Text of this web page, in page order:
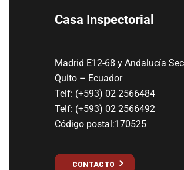
Casa Inspectorial
Madrid E12-68 y Andalucía
Quito – Ecuador
Telf: (+593) 02 2566484
Telf: (+593) 02 2566492
Código postal:170525
CONTACTO